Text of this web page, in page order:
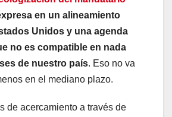
en un alineamiento
Unidos y una agenda
no es compatible en nada
de nuestro país. Eso no va
en el mediano plazo.
de acercamiento a través de